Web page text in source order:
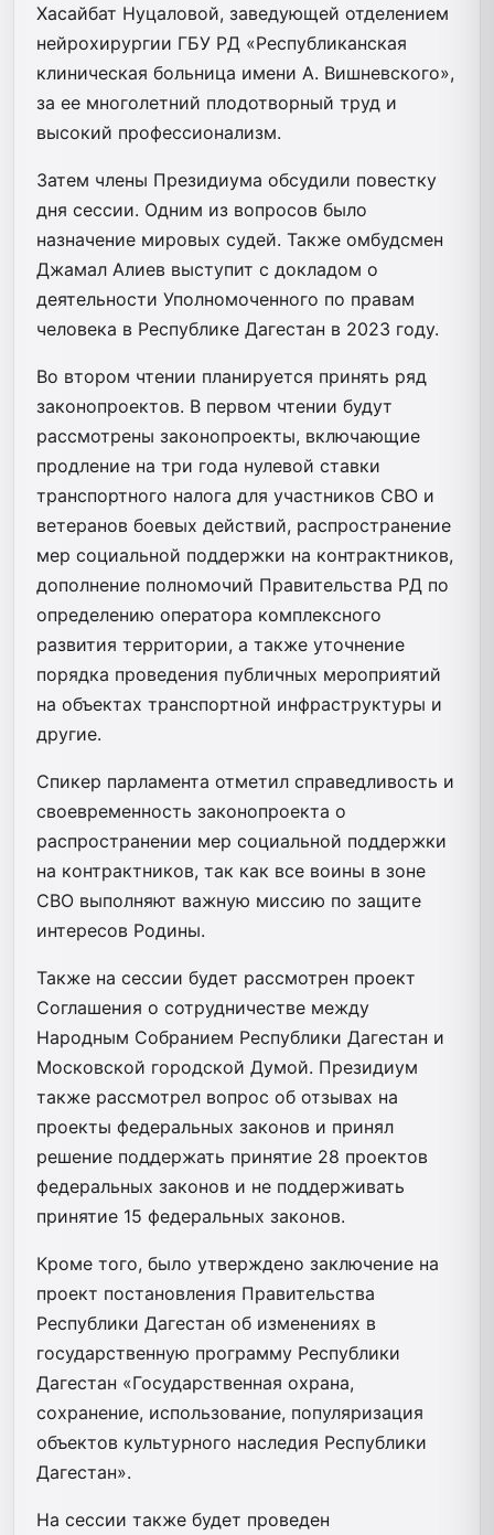
Хасайбат Нуцаловой, заведующей отделением
нейрохирургии ГБУ РД «Республиканская
клиническая больница имени А. Вишневского»,
за ее многолетний плодотворный труд и
высокий профессионализм.
Затем члены Президиума обсудили повестку
дня сессии. Одним из вопросов было
назначение мировых судей. Также омбудсмен
Джамал Алиев выступит с докладом о
деятельности Уполномоченного по правам
человека в Республике Дагестан в 2023 году.
Во втором чтении планируется принять ряд
законопроектов. В первом чтении будут
рассмотрены законопроекты, включающие
продление на три года нулевой ставки
транспортного налога для участников СВО и
ветеранов боевых действий, распространение
мер социальной поддержки на контрактников,
дополнение полномочий Правительства РД по
определению оператора комплексного
развития территории, а также уточнение
порядка проведения публичных мероприятий
на объектах транспортной инфраструктуры и
другие.
Спикер парламента отметил справедливость и
своевременность законопроекта о
распространении мер социальной поддержки
на контрактников, так как все воины в зоне
СВО выполняют важную миссию по защите
интересов Родины.
Также на сессии будет рассмотрен проект
Соглашения о сотрудничестве между
Народным Собранием Республики Дагестан и
Московской городской Думой. Президиум
также рассмотрел вопрос об отзывах на
проекты федеральных законов и принял
решение поддержать принятие 28 проектов
федеральных законов и не поддерживать
принятие 15 федеральных законов.
Кроме того, было утверждено заключение на
проект постановления Правительства
Республики Дагестан об изменениях в
государственную программу Республики
Дагестан «Государственная охрана,
сохранение, использование, популяризация
объектов культурного наследия Республики
Дагестан».
На сессии также будет проведен